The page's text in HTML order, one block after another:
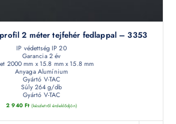
2 méter tejfehér fedlappal – 3353
IP védettség IP 20
Garancia 2 év
2000 mm x 15.8 mm x 15.8 mm
Anyaga Alumínium
Gyártó V-TAC
Súly 264 g/db
Gyártó V-TAC
2 940 Ft (készletről érdeklődjön)